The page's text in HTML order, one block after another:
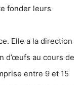
fonder leurs
Elle a la direction
d’œufs au cours de
entre 9 et 15